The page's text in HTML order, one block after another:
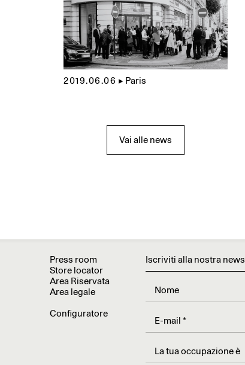
2019.06.06 ▲ Paris
Vai alle news
Iscriviti alla nostra
La tua occupazione è
Press room
Store locator
Area Riservata
Area legale
Configuratore